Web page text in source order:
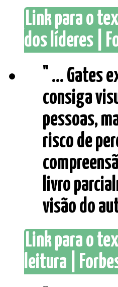
Link para o
dos líderes |
" ... Gates
consiga
pessoas,
risco de
livro
visão do
Link para o
leitura |